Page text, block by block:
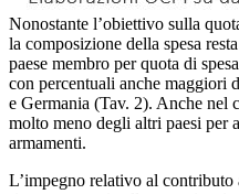
Nonostante l’obiettivo sulla
la composizione della spesa
paese membro per quota di
con percentuali anche maggiori
e Germania (Tav. 2). Anche nel
molto meno degli altri paesi per
armamenti.
L’impegno relativo al